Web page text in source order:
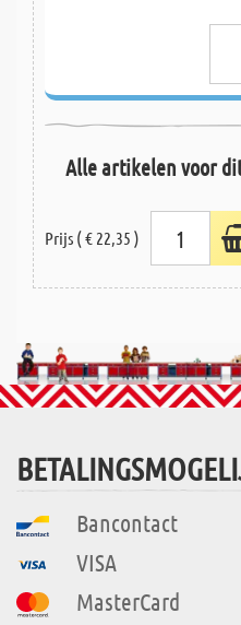
Alle artikelen voor
Prijs ( € 22,35 )
Bancontact
VISA
MasterCard